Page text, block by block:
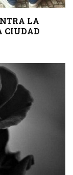
LA
CIUDAD